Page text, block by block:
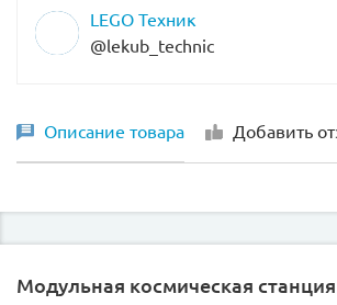
LEGO Техник
@lekub_technic
Описание товара Добавить
Модульная космическая станция